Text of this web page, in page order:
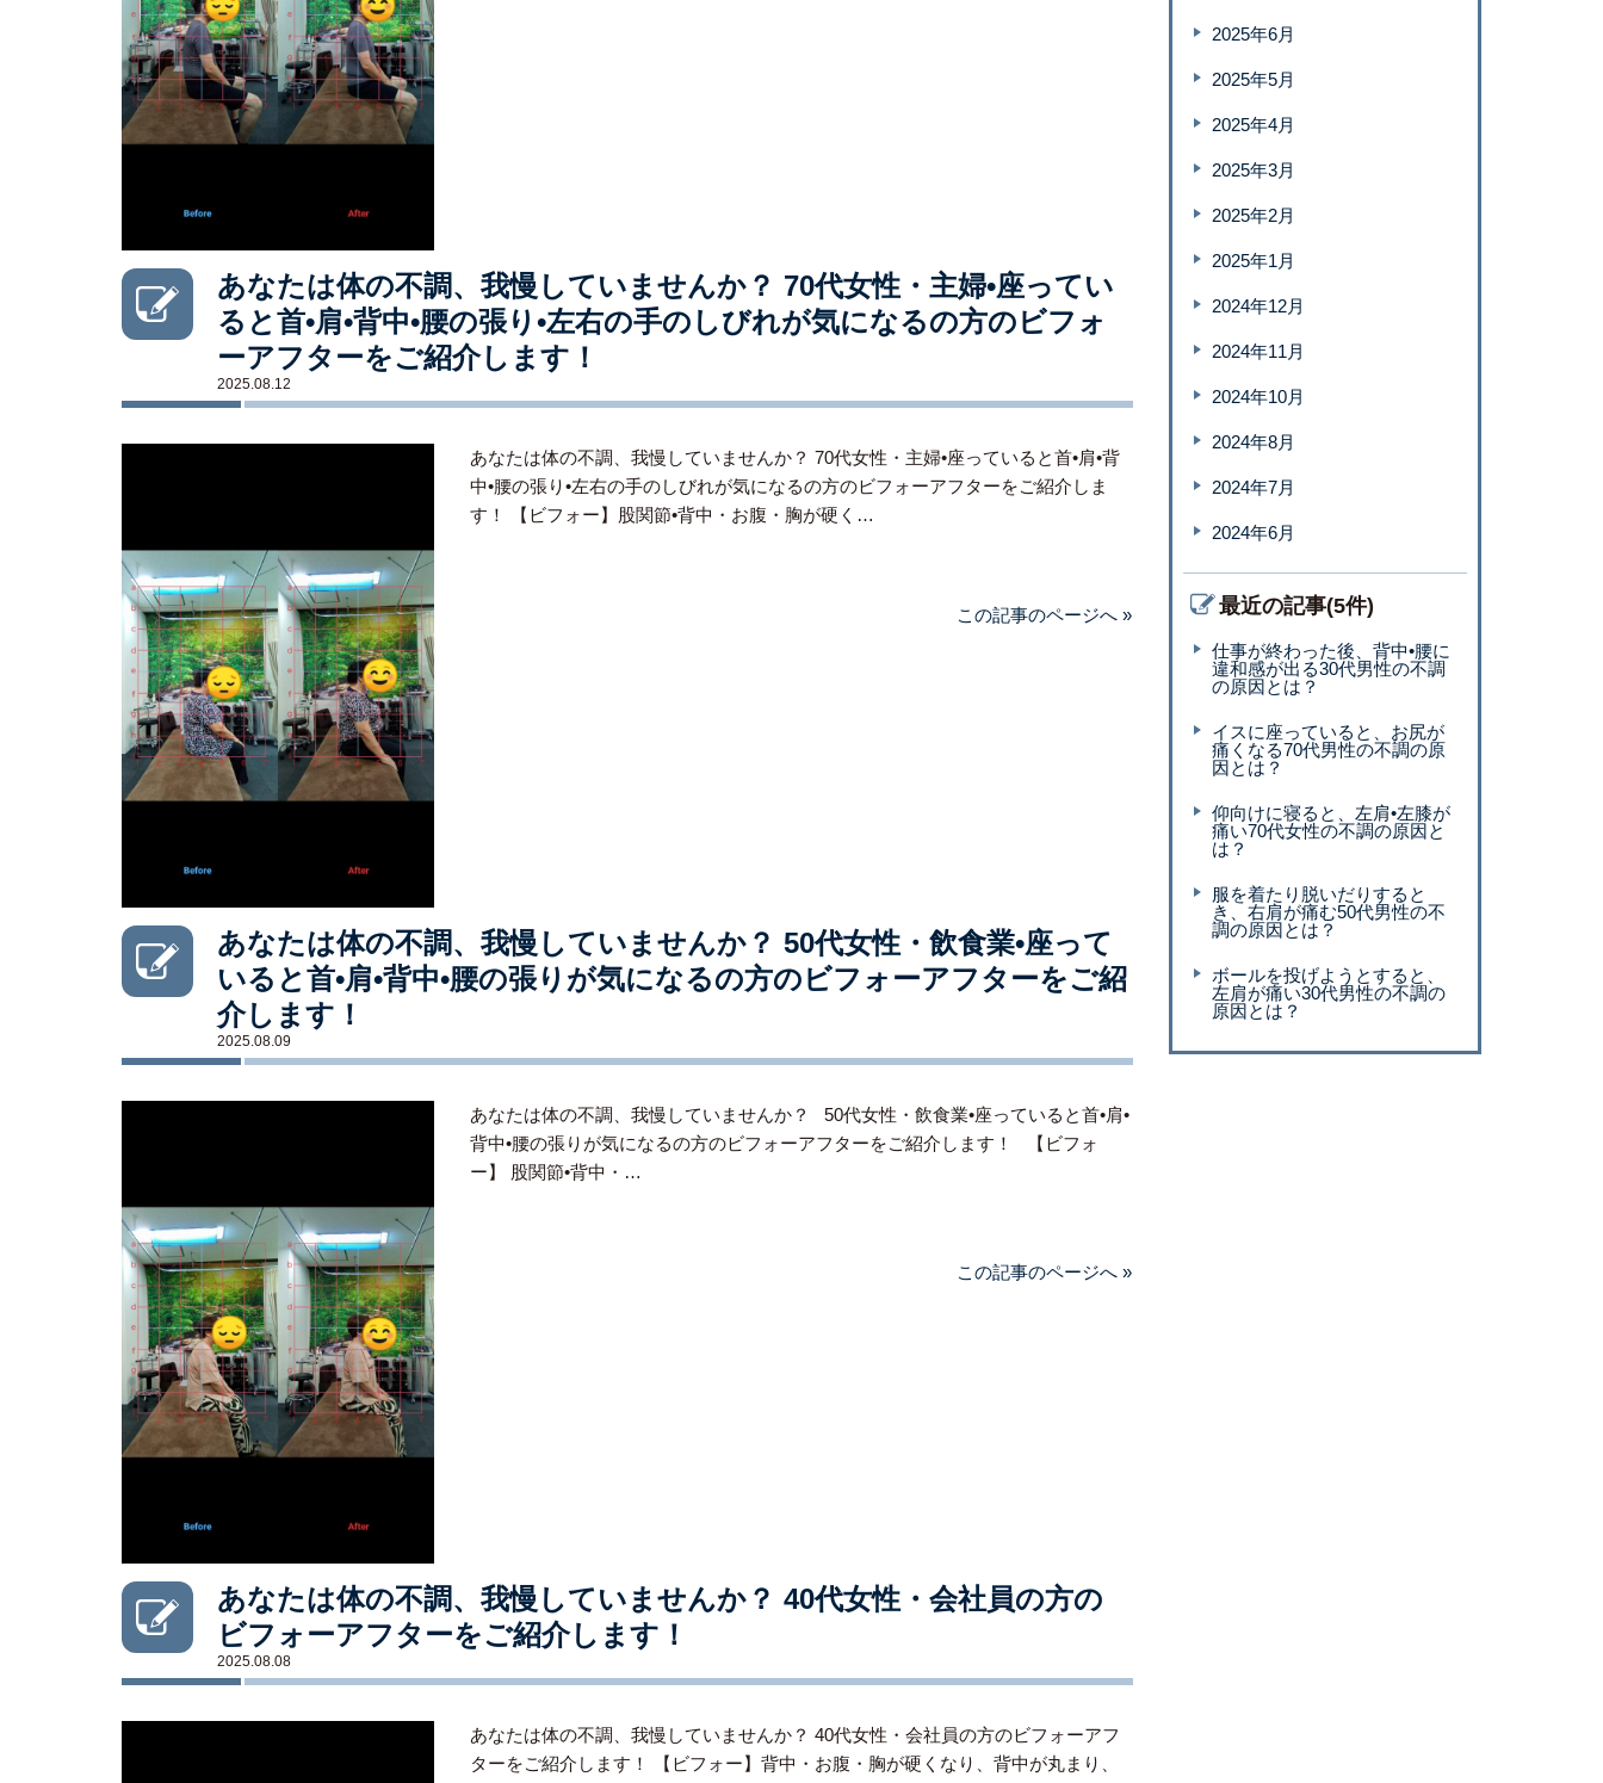
あなたは体の不調、我慢していませんか？ 70代女性・主婦•座ってい
ると首•肩•背中•腰の張り•左右の手のしびれが気になるの方のビフォ
ーアフターをご紹介します！
2025.08.12
あなたは体の不調、我慢していませんか？ 70代女性・主婦•座っていると首•肩•背
中•腰の張り•左右の手のしびれが気になるの方のビフォーアフターをご紹介しま
す！ 【ビフォー】股関節•背中・お腹・胸が硬く…
この記事のページへ »
あなたは体の不調、我慢していませんか？ 50代女性・飲食業•座って
いると首•肩•背中•腰の張りが気になるの方のビフォーアフターをご紹
介します！
2025.08.09
あなたは体の不調、我慢していませんか？ 50代女性・飲食業•座っていると首•肩•
背中•腰の張りが気になるの方のビフォーアフターをご紹介します！ 【ビフォ
ー】 股関節•背中・…
この記事のページへ »
あなたは体の不調、我慢していませんか？ 40代女性・会社員の方の
ビフォーアフターをご紹介します！
2025.08.08
あなたは体の不調、我慢していませんか？ 40代女性・会社員の方のビフォーアフ
ターをご紹介します！ 【ビフォー】背中・お腹・胸が硬くなり、背中が丸まり、
2025年6月
2025年5月
2025年4月
2025年3月
2025年2月
2025年1月
2024年12月
2024年11月
2024年10月
2024年8月
2024年7月
2024年6月
最近の記事(5件)
仕事が終わった後、背中•腰に
違和感が出る30代男性の不調
の原因とは？
イスに座っていると、お尻が
痛くなる70代男性の不調の原
因とは？
仰向けに寝ると、左肩•左膝が
痛い70代女性の不調の原因と
は？
服を着たり脱いだりすると
き、右肩が痛む50代男性の不
調の原因とは？
ボールを投げようとすると、
左肩が痛い30代男性の不調の
原因とは？